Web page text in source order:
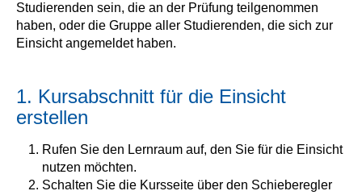
Studierenden sein, die an der Prüfung teilgenommen
haben, oder die Gruppe aller Studierenden, die sich zur
Einsicht angemeldet haben.
1. Kursabschnitt für die Einsicht
erstellen
Rufen Sie den Lernraum auf, den Sie für die Einsicht
nutzen möchten.
Schalten Sie die Kursseite über den Schieberegler